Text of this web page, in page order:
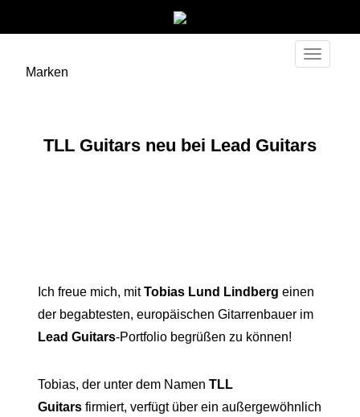
Toggle
Marken
TLL Guitars neu bei Lead Guitars
Ich freue mich, mitTobias Lund Lindberg einen
der begabtesten, europäischen Gitarrenbauer im
Lead Guitars-Portfolio begrüßen zu können!
Tobias, der unter dem NamenTLL
Guitars firmiert, verfügt über ein außergewöhnlich